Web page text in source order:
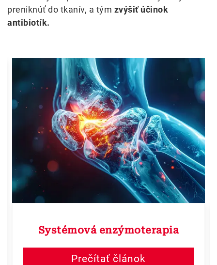
preniknúť do tkanív, a tým zvýšiť účinok
antibiotík.
Systémová enzýmoterapia
Prečítať článok